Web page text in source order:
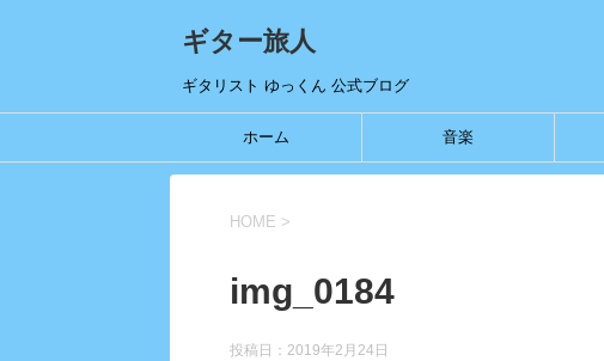
ギター旅人
ギタリスト ゆっくん 公式ブログ
ホーム 音楽
HOME >
img_0184
投稿日： 2019年2月24日